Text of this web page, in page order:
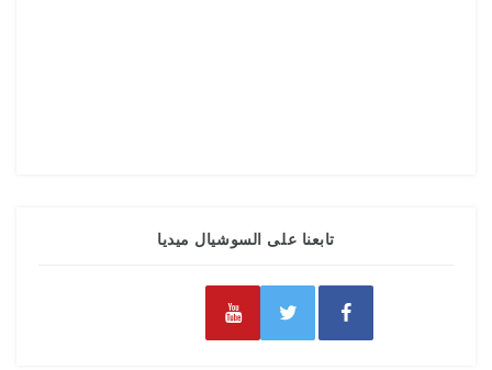
تابعنا على السوشيال ميديا